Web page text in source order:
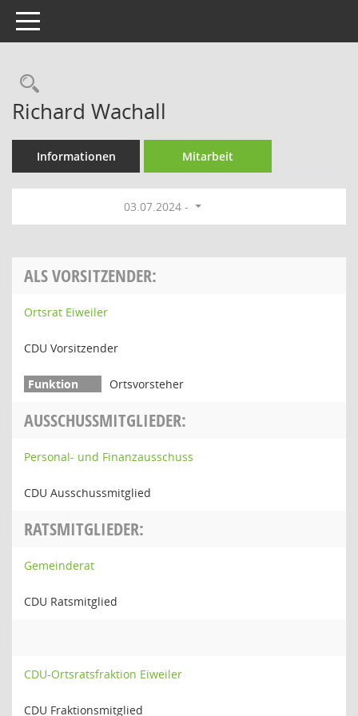
Toggle navigation
Rechercheauswahl
Richard Wachall
Informationen Mitarbeit
03.07.2024 -
ALS VORSITZENDER:
Ortsrat Eiweiler
CDU Vorsitzender
Ortsvorsteher
AUSSCHUSSMITGLIEDER:
Personal- und Finanzausschuss
CDU Ausschussmitglied
RATSMITGLIEDER:
Gemeinderat
CDU Ratsmitglied
CDU-Ortsratsfraktion Eiweiler
CDU Fraktionsmitglied